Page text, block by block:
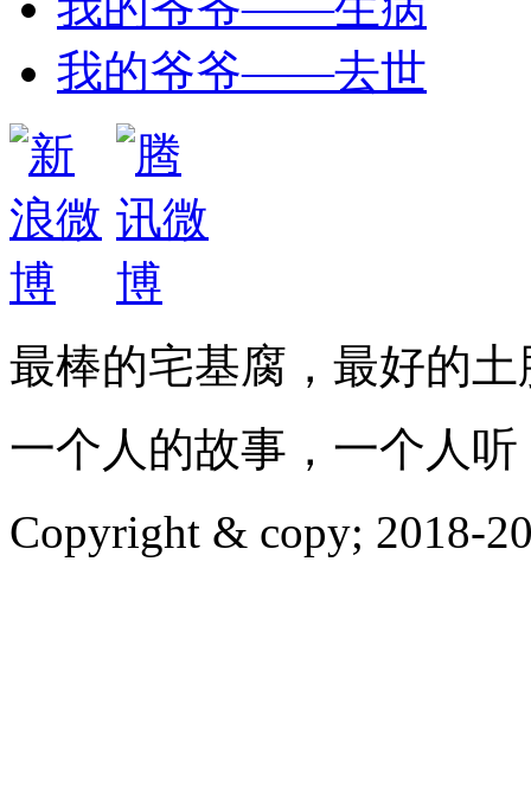
我的爷爷——去世
最棒的宅基腐，最好的土
一个人的故事，一个人听
Copyright & copy; 2018-